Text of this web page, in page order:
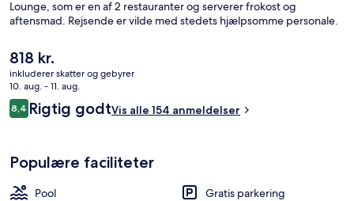
Lounge, som er en af 2 restauranter og serverer frokost og
aftensmad. Rejsende er vilde med stedets hjælpsomme personale.
Den
nuværende
pris
er
818 kr.
818 kr.
inkluderer skatter og gebyrer
10. aug. - 11. aug.
Anmeldelser
8,48,4 ud af 10.
Rigtig godtVis alle 154 anmeldelser
Populære faciliteter
Pool
Gratis parkering